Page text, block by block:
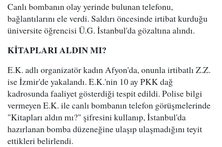
Canlı bombanın olay yerinde bulunan telefonu,
bağlantılarını ele verdi. Saldırı öncesinde irtibat kurduğu
üniversite öğrencisi Ü.G. İstanbul'da gözaltına alındı.
KİTAPLARI ALDIN MI?
E.K. adlı organizatör kadın Afyon'da, onunla irtibatlı Z.Z.
ise İzmir'de yakalandı. E.K.'nin 10 ay PKK dağ
kadrosunda faaliyet gösterdiği tespit edildi. Polise bilgi
vermeyen E.K. ile canlı bombanın telefon görüşmelerinde
"Kitapları aldın mı?" şifresini kullanıp, İstanbul'da
hazırlanan bomba düzeneğine ulaşıp ulaşmadığını teyit
ettikleri belirlendi.